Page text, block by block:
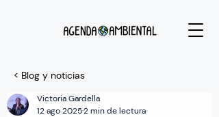
< Blog y noticias
Victoria Gardella
12 ago 20252 min de lectura